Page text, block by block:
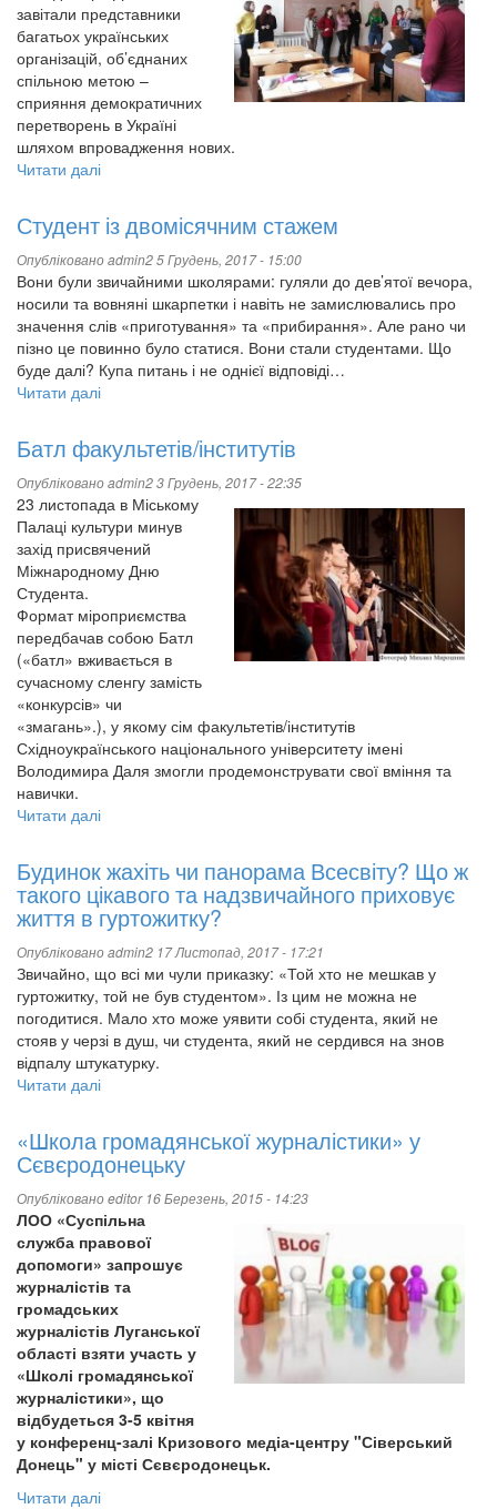
завітали представники
багатьох українських
організацій, об’єднаних
спільною метою –
сприяння демократичних
перетворень в Україні
шляхом впровадження нових.
Читати далі
громадської
активності
у
Сєвєродонецьку»
Студент із двомісячним стажем
Опублікованоadmin25 Грудень, 2017 - 15:00
Вони були звичайними школярами: гуляли до дев’ятої вечора,
носили та вовняні шкарпетки і навіть не замислювались про
значення слів «приготування» та «прибирання». Але рано чи
пізно це повинно було статися. Вони стали студентами. Що
буде далі? Купа питань і не однієї відповіді…
Читати далі
двомісячним
стажем
Батл факультетів/інститутів
Опублікованоadmin23 Грудень, 2017 - 22:35
23 листопада в Міському
Палаці культури минув
захід присвячений
Міжнародному Дню
Студента.
Формат міроприємства
передбачав собою Батл
(«батл» вживається в
сучасному сленгу замість
«конкурсів» чи
«змагань».), у якому сім факультетів/інститутів
Східноукраїнського національного університету імені
Володимира Даля змогли продемонструвати свої вміння та
навички.
Читати далі
факультетів/
інститутів
Будинок жахіть чи панорама Всесвіту? Що ж
такого цікавого та надзвичайного приховує
життя в гуртожитку?
Опублікованоadmin2 17 Листопад, 2017 - 17:21
Звичайно, що всі ми чули приказку: «Той хто не мешкав у
гуртожитку, той не був студентом». Із цим не можна не
погодитися. Мало хто може уявити собі студента, який не
стояв у черзі в душ, чи студента, який не сердився на знов
відпалу штукатурку.
Читати далі
чи
панорама
Всесвіту?
Що
ж
такого
цікавого
та
надзвичайного
приховує
життя
в
гуртожитку?
«Школа громадянської журналістики» у
Сєвєродонецьку
Опублікованоeditor16 Березень, 2015 - 14:23
ЛОО «Суспільна
служба правової
допомоги» запрошує
журналістів та
громадських
журналістів Луганської
області взяти участь у
«Школі громадянської
журналістики», що
відбудеться 3-5 квітня
у конференц-залі Кризового медіа-центру "Сіверський
Донець" у місті Сєвєродонецьк.
Читати далі